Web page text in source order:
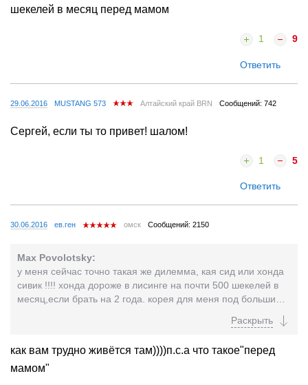
шекелей в месяц перед мамом
1 9
Ответить
29.06.2016 MUSTANG 573 Алтайский край BRN Сообщений: 742
Сергей, если ты то привет! шалом!
1 5
Ответить
30.06.2016 ев.ген омск Сообщений: 2150
Max Povolotsky:
у меня сейчас точно такая же дилемма, кая сид или хонда
сивик !!!! хонда дороже в лисинге на почти 500 шекелей в
месяц,если брать на 2 года. корея для меня под большим
фокус универсал, езжу на нём полтора года,машинка
через 2 недели заканчивается лисинг.вот сижу и думаю
хонда или кая? есть ещё вроде не плохая шкода,но она
как вам трудно живётся там))))п.с.а что такое"перед
мамом"